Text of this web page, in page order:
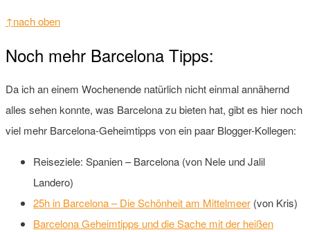
↑nach oben
Noch mehr Barcelona Tipps:
Da ich an einem Wochenende natürlich nicht einmal annähernd
alles sehen konnte, was Barcelona zu bieten hat, gibt es hier noch
viel mehr Barcelona-Geheimtipps von ein paar Blogger-Kollegen:
Reiseziele: Spanien – Barcelona (von Nele und Jalil
Landero)
25h in Barcelona – Die Schönheit am Mittelmeer (von Kris)
Barcelona Geheimtipps und die Sache mit der heißen